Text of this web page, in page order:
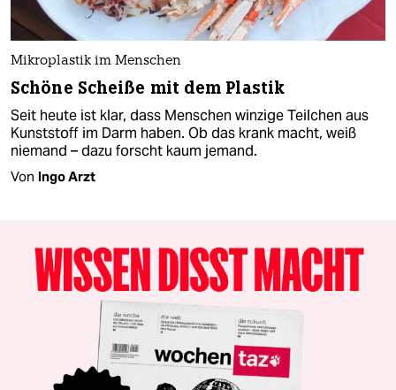
Mikroplastik im Menschen
Schöne Scheiße mit dem Plastik
Seit heute ist klar, dass Menschen winzige Teilchen aus
Kunststoff im Darm haben. Ob das krank macht, weiß
niemand – dazu forscht kaum jemand.
Von Ingo Arzt